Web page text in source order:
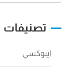
تصنيفات
ايبوكسي